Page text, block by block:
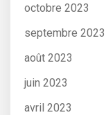
octobre 2023
septembre 2023
août 2023
juin 2023
avril 2023